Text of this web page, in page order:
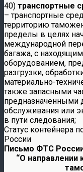
40) транспортные
– транспортные
территорию
пределы в целях
международной
багажа, с
оборудованием,
разгрузки,
материально-
также запасными
предназначенными
обслуживания или
в пути следования;
Статус контейнера
России
Письмо ФТС России
“О направлении